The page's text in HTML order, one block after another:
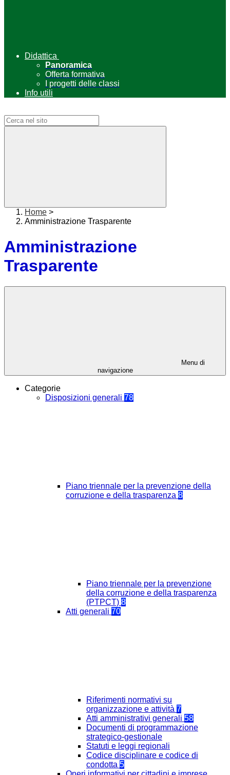
Didattica
Panoramica
Offerta formativa
I progetti delle classi
Info utili
Home >
Amministrazione Trasparente
Amministrazione
Trasparente
Menu di
navigazione
Categorie
Disposizioni generali 78
Piano triennale per la prevenzione della
corruzione e della trasparenza 8
Piano triennale per la prevenzione
della corruzione e della trasparenza
(PTPCT) 8
Atti generali 70
Riferimenti normativi su
organizzazione e attività 7
Atti amministrativi generali 58
Documenti di programmazione
strategico-gestionale
Statuti e leggi regionali
Codice disciplinare e codice di
condotta 5